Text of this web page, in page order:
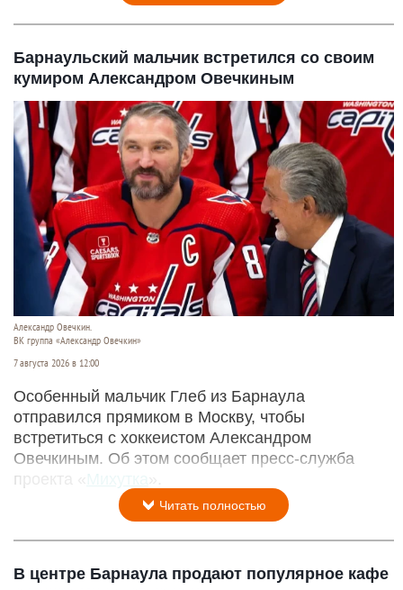
Барнаульский мальчик встретился со своим
кумиром Александром Овечкиным
Александр Овечкин.
ВК группа «Александр Овечкин»
7 августа 2026 в 12:00
Особенный мальчик Глеб из Барнаула
отправился прямиком в Москву, чтобы
встретиться с хоккеистом Александром
Овечкиным. Об этом сообщает пресс-служба
проекта « Михутка
Читать полностью
В центре Барнаула продают популярное кафе